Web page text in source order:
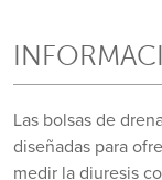
Las bolsas de
diseñadas para
medir la diuresis